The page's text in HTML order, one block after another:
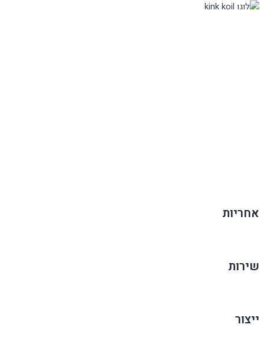
אחריות
שירות
ייצור